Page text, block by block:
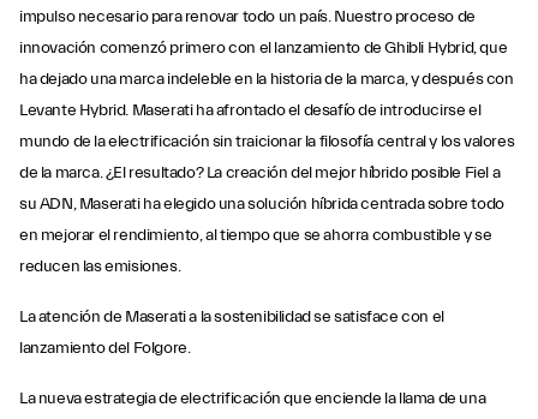
impulso necesario para renovar todo un país. Nuestro proceso de
innovación comenzó primero con el lanzamiento de Ghibli Hybrid, que
ha dejado una marca indeleble en la historia de la marca, y después con
Levante Hybrid. Maserati ha afrontado el desafío de introducirse el
mundo de la electrificación sin traicionar la filosofía central y los valores
de la marca. ¿El resultado? La creación del mejor híbrido posible Fiel a
su ADN, Maserati ha elegido una solución híbrida centrada sobre todo
en mejorar el rendimiento, al tiempo que se ahorra combustible y se
reducen las emisiones.
La atención de Maserati a la sostenibilidad se satisface con el
lanzamiento del Folgore.
La nueva estrategia de electrificación que enciende la llama de una